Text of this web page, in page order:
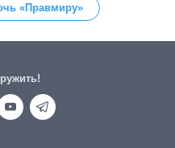
«Правмиру»